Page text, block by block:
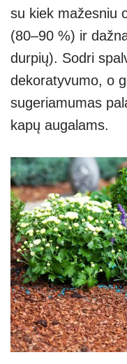
su kiek mažesniu
(80–90 %) ir
durpių). Sodri
dekoratyvumo, o
sugeriamumas
kapų augalams.